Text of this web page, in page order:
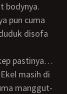
bodynya.
pun cuma
disofa
masih di
manggut-